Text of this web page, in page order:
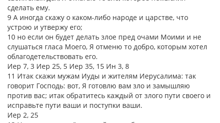
сделать ему.
9 А иногда скажу о каком-либо народе и царстве, что
устрою и утвержу его;
10 но если он будет делать злое пред очами Моими и не
слушаться гласа Моего, Я отменю то добро, которым хотел
облагодетельствовать его.
Иер 7, 3 Иер 25, 5 Иер 35, 15 Ин 3, 8
11 Итак скажи мужам Иуды и жителям Иерусалима: так
говорит Господь: вот, Я готовлю вам зло и замышляю
против вас; итак обратитесь каждый от злого пути своего и
исправьте пути ваши и поступки ваши.
Иер 2, 25